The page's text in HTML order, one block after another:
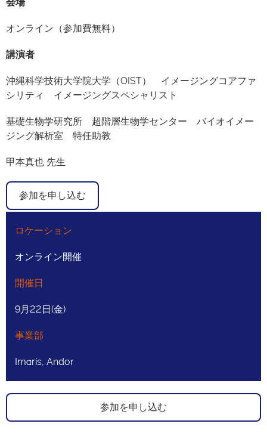
オンライン（参加費無料）
講演者
沖縄科学技術大学院大学（OIST） イメージングコアファ
シリティ イメージングスペシャリスト
基礎生物学研究所 超階層生物学センター バイオイメー
ジング解析室 特任助教
甲本真也 先生
参加を申し込む
ロケーション
オンライン開催
開催日
9月22日(金)
事業部
Imaris, Andor
参加を申し込む